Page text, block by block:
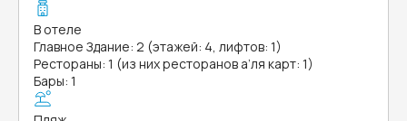
В отеле
Главное Здание: 2 (этажей: 4, лифтов: 1)
Рестораны: 1 (из них ресторанов а’ля карт: 1)
Бары: 1